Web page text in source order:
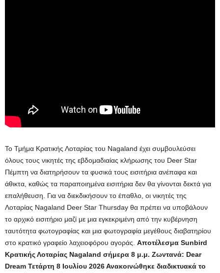
Το Τμήμα Κρατικής Λοταρίας του Nagaland έχει συμβουλεύσει
όλους τους νικητές της εβδομαδιαίας κλήρωσης του Deer Star
Πέμπτη να διατηρήσουν τα φυσικά τους εισιτήρια ανέπαφα και
άθικτα, καθώς τα παραποιημένα εισιτήρια δεν θα γίνονται δεκτά για
επαλήθευση. Για να διεκδικήσουν το έπαθλο, οι νικητές της
Λοταρίας Nagaland Deer Star Thursday θα πρέπει να υποβάλουν
το αρχικό εισιτήριο μαζί με μια εγκεκριμένη από την κυβέρνηση
ταυτότητα φωτογραφίας και μια φωτογραφία μεγέθους διαβατηρίου
στο κρατικό γραφείο λαχειοφόρου αγοράς. Αποτέλεσμα Sunbird
Κρατικής Λοταρίας Nagaland σήμερα 8 μ.μ. Ζωντανά: Dear
Dream Τετάρτη 8 Ιουλίου 2026 Ανακοινώθηκε διαδικτυακά το